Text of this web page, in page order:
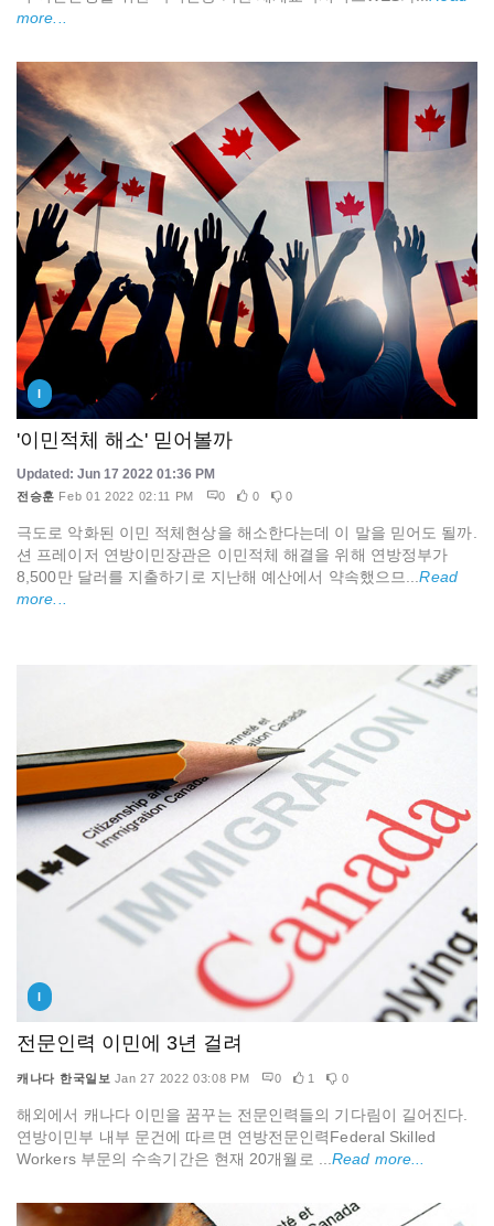
more...
I
'이민적체 해소' 믿어볼까
Updated: Jun 17 2022 01:36 PM
전승훈 Feb 01 2022 02:11 PM 0 0 0
극도로 악화된 이민 적체현상을 해소한다는데 이 말을 믿어도 될까.
션 프레이저 연방이민장관은 이민적체 해결을 위해 연방정부가
8,500만 달러를 지출하기로 지난해 예산에서 약속했으므...Read
more...
I
전문인력 이민에 3년 걸려
캐나다 한국일보 Jan 27 2022 03:08 PM 0 1 0
해외에서 캐나다 이민을 꿈꾸는 전문인력들의 기다림이 길어진다.
연방이민부 내부 문건에 따르면 연방전문인력Federal Skilled
Workers 부문의 수속기간은 현재 20개월로 ... Read more...